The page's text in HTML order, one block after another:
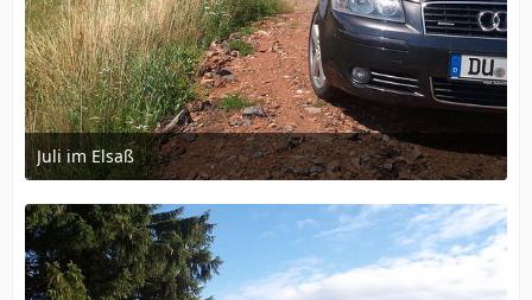
Juli im Elsaß
23. Juli 2011 um 08:57
1